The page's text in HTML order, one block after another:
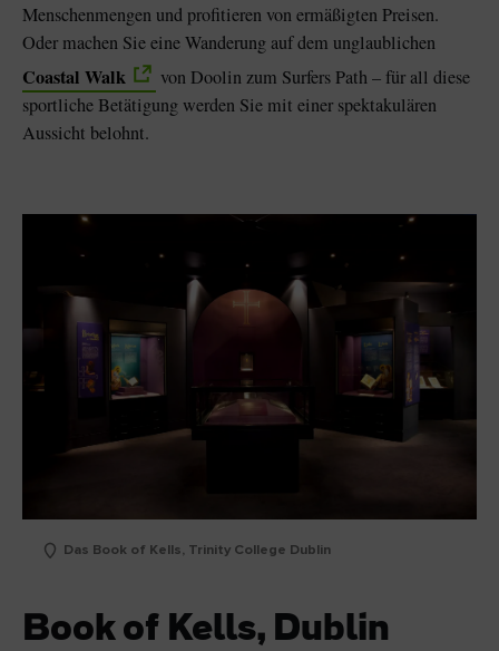
Menschenmengen und profitieren von ermäßigten Preisen.
Oder machen Sie eine Wanderung auf dem unglaublichen
Coastal Walk
von Doolin zum Surfers Path – für all diese
sportliche Betätigung werden Sie mit einer spektakulären
Aussicht belohnt.
Das Book of Kells, Trinity College Dublin
Book of Kells, Dublin